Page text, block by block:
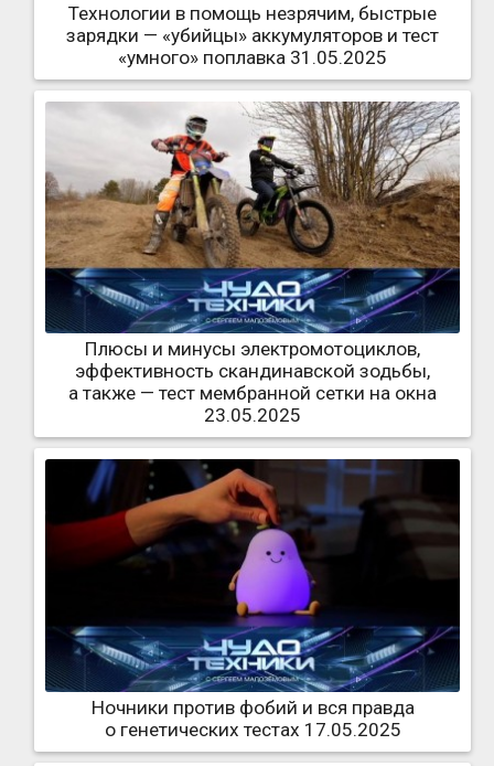
Технологии в помощь незрячим, быстрые
зарядки — «убийцы» аккумуляторов и тест
«умного» поплавка 31.05.2025
Плюсы и минусы электромотоциклов,
эффективность скандинавской зодьбы,
а также — тест мембранной сетки на окна
23.05.2025
Ночники против фобий и вся правда
о генетических тестах 17.05.2025